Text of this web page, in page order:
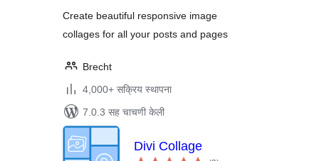
Create beautiful responsive image
collages for all your posts and pages
Brecht
4,000+ सक्रिय स्थापना
7.0.3 सह चाचणी केली
Divi Collage